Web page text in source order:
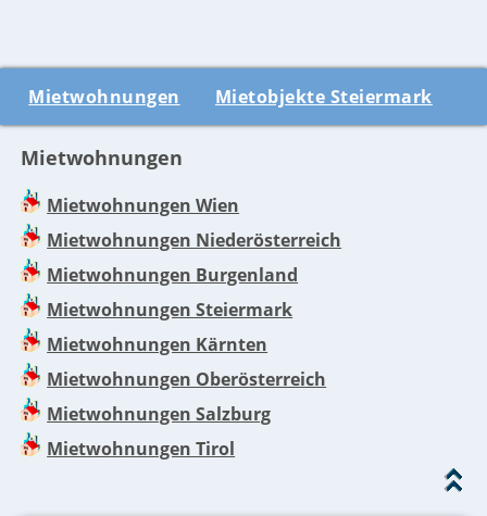
Mietwohnungen Mietobjekte Steiermark
Mietwohnungen
Mietwohnungen Wien
Mietwohnungen Niederösterreich
Mietwohnungen Burgenland
Mietwohnungen Steiermark
Mietwohnungen Kärnten
Mietwohnungen Oberösterreich
Mietwohnungen Salzburg
Mietwohnungen Tirol